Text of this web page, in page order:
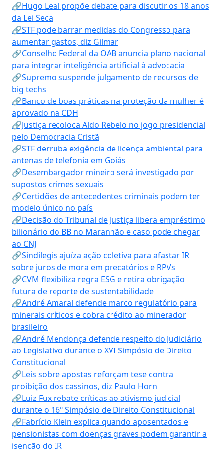
🔗Hugo Leal propõe debate para discutir os 18 anos
da Lei Seca
🔗STF pode barrar medidas do Congresso para
aumentar gastos, diz Gilmar
🔗Conselho Federal da OAB anuncia plano nacional
para integrar inteligência artificial à advocacia
🔗Supremo suspende julgamento de recursos de
big techs
🔗Banco de boas práticas na proteção da mulher é
aprovado na CDH
🔗Justiça recoloca Aldo Rebelo no jogo presidencial
pelo Democracia Cristã
🔗STF derruba exigência de licença ambiental para
antenas de telefonia em Goiás
🔗Desembargador mineiro será investigado por
supostos crimes sexuais
🔗Certidões de antecedentes criminais podem ter
modelo único no país
🔗Decisão do Tribunal de Justiça libera empréstimo
bilionário do BB no Maranhão e caso pode chegar
ao CNJ
🔗Sindilegis ajuíza ação coletiva para afastar IR
sobre juros de mora em precatórios e RPVs
🔗CVM flexibiliza regra ESG e retira obrigação
futura de reporte de sustentabilidade
🔗André Amaral defende marco regulatório para
minerais críticos e cobra crédito ao minerador
brasileiro
🔗André Mendonça defende respeito do Judiciário
ao Legislativo durante o XVI Simpósio de Direito
Constitucional
🔗Leis sobre apostas reforçam tese contra
proibição dos cassinos, diz Paulo Horn
🔗Luiz Fux rebate críticas ao ativismo judicial
durante o 16º Simpósio de Direito Constitucional
🔗Fabrício Klein explica quando aposentados e
pensionistas com doenças graves podem garantir a
isenção do IR